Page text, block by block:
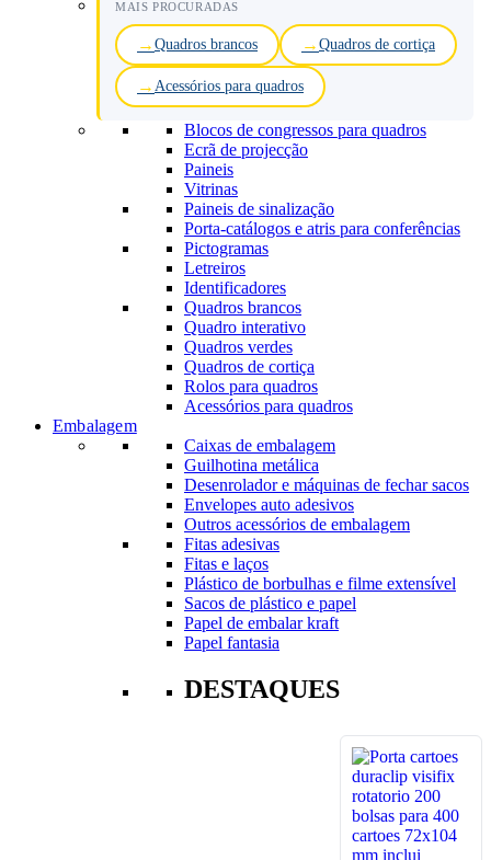
MAIS PROCURADAS
Quadros brancos Quadros de cortiça
Acessórios para quadros
Blocos de congressos para quadros
Ecrã de projecção
Paineis
Vitrinas
Paineis de sinalização
Porta-catálogos e atris para conferências
Pictogramas
Letreiros
Identificadores
Quadros brancos
Quadro interativo
Quadros verdes
Quadros de cortiça
Rolos para quadros
Acessórios para quadros
Embalagem
Caixas de embalagem
Guilhotina metálica
Desenrolador e máquinas de fechar sacos
Envelopes auto adesivos
Outros acessórios de embalagem
Fitas adesivas
Fitas e laços
Plástico de borbulhas e filme extensível
Sacos de plástico e papel
Papel de embalar kraft
Papel fantasia
DESTAQUES